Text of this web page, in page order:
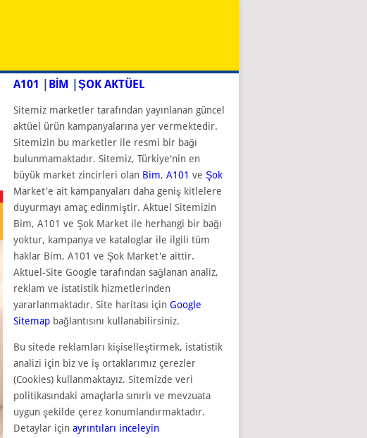
A101 BİM ŞOK AKTÜEL
Sitemiz marketler tarafından yayınlanan güncel
aktüel ürün kampanyalarına yer vermektedir.
Sitemizin bu marketler ile resmi bir bağı
bulunmamaktadır. Sitemiz, Türkiye'nin en
büyük market zincirleri olan Bim, A101 ve Şok
Market'e ait kampanyaları daha geniş kitlelere
duyurmayı amaç edinmiştir. Aktuel Sitemizin
Bim, A101 ve Şok Market ile herhangi bir bağı
yoktur, kampanya ve kataloglar ile ilgili tüm
haklar Bim, A101 ve Şok Market'e aittir.
Aktuel-Site Google tarafından sağlanan analiz,
reklam ve istatistik hizmetlerinden
yararlanmaktadır. Site haritası için Google
Sitemap bağlantısını kullanabilirsiniz.
Bu sitede reklamları kişiselleştirmek, istatistik
analizi için biz ve iş ortaklarımız çerezler
(Cookies) kullanmaktayız. Sitemizde veri
politikasındaki amaçlarla sınırlı ve mevzuata
uygun şekilde çerez konumlandırmaktadır.
Detaylar için ayrıntıları inceleyin